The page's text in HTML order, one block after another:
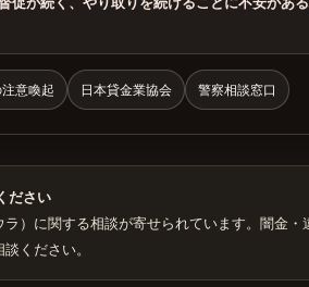
意喚起 日本貸金業協会 警察相談窓口
ださい
ラ）に関する相談が寄せられています。闇金
ください。